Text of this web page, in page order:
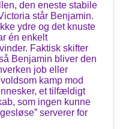
den eneste stabile
står Benjamin.
ydre og det knuste
én enkelt
Faktisk skifter
Benjamin bliver den
job eller
kamp mod
et tilfældigt
som ingen kunne
serverer for